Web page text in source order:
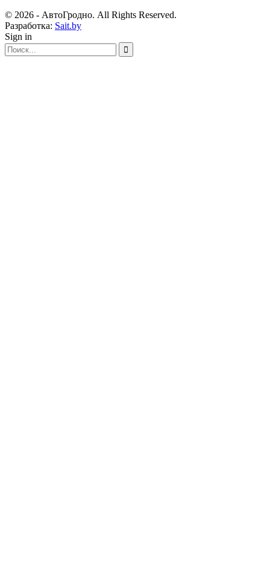
© 2026 - АвтоГродно. All Rights Reserved.
Разработка: Sait.by
Sign in